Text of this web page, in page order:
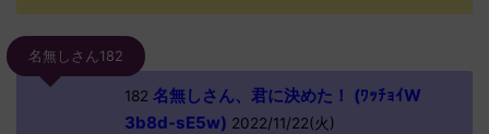
名無しさん182
182 名無しさん、君に決めた！ (ﾜｯﾁｮｲW
3b8d-sE5w) 2022/11/22(火)